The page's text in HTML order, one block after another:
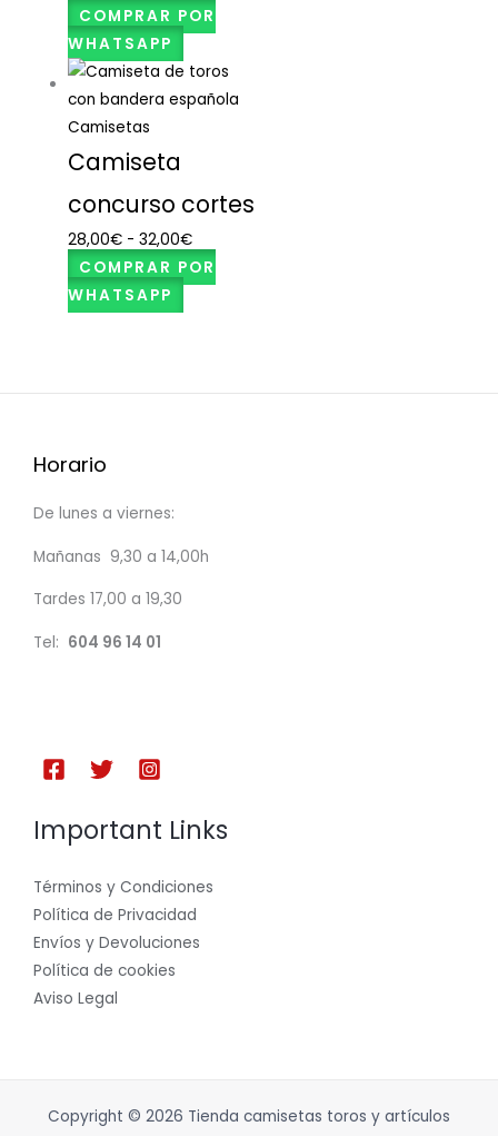
COMPRAR POR
WHATSAPP
Camisetas
Camiseta
concurso cortes
28,00€ - 32,00€
COMPRAR POR
WHATSAPP
Horario
De lunes a viernes:
Mañanas 9,30 a 14,00h
Tardes 17,00 a 19,30
Tel: 604 96 14 01
Important Links
Términos y Condiciones
Política de Privacidad
Envíos y Devoluciones
Política de cookies
Aviso Legal
Copyright © 2026 Tienda camisetas toros y artículos